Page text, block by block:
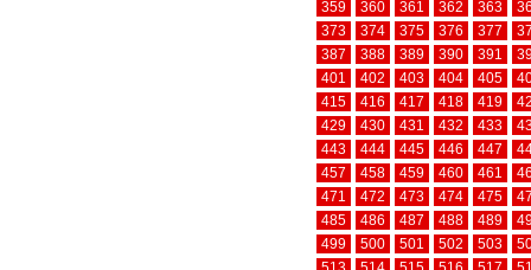
359
360 361 362 363
373
374 375 376 377
387
388 389 390 391
401
402 403 404 405
415
416 417 418 419
429
430 431 432 433
443
444 445 446 447
457
458 459 460 461
471
472 473 474 475
485
486 487 488 489
499
500 501 502 503